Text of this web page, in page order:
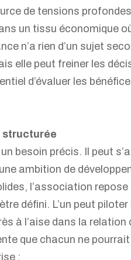
de tensions
un tissu économique
n’a rien d’un sujet
elle peut freiner les
d’évaluer les
structurée
besoin précis. Il peut
ambition de
l’association
défini. L’un peut
à l’aise dans la
que chacun ne pourrait
: